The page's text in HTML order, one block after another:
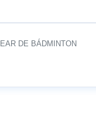
DE BÁDMINTON